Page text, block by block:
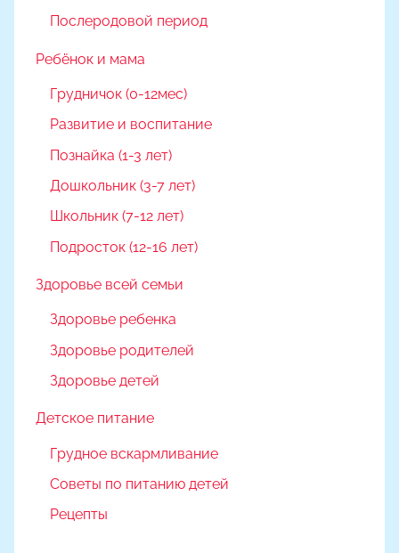
Послеродовой период
Ребёнок и мама
Грудничок (0-12мес)
Развитие и воспитание
Познайка (1-3 лет)
Дошкольник (3-7 лет)
Школьник (7-12 лет)
Подросток (12-16 лет)
Здоровье всей семьи
Здоровье ребенка
Здоровье родителей
Здоровье детей
Детское питание
Грудное вскармливание
Советы по питанию детей
Рецепты